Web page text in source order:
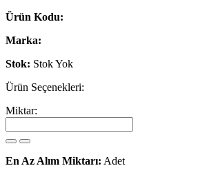
Ürün Kodu:
Marka:
Stok: Stok Yok
Ürün Seçenekleri:
Miktar:
En Az Alım Miktarı: Adet